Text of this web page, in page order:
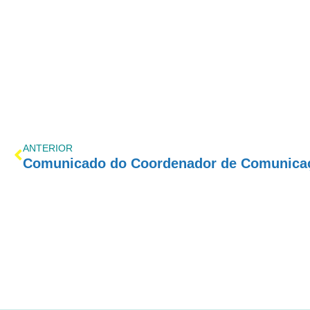
ANTERIOR
Comunicado do Coordenador de